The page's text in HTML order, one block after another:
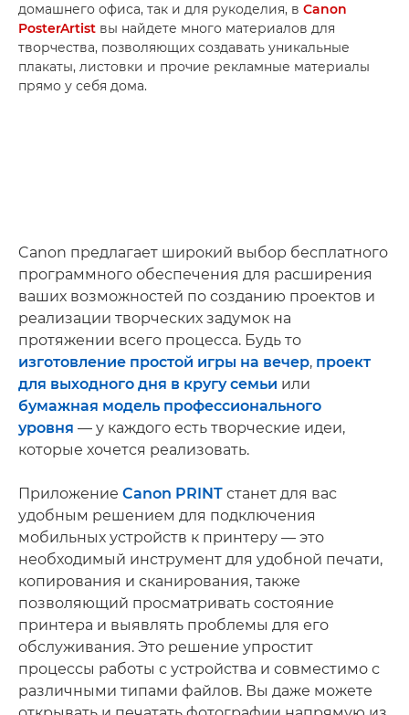
домашнего офиса, так и для рукоделия, в Canon
PosterArtist вы найдете много материалов для
творчества, позволяющих создавать уникальные
плакаты, листовки и прочие рекламные материалы
прямо у себя дома.
Canon предлагает широкий выбор бесплатного
программного обеспечения для расширения
ваших возможностей по созданию проектов и
реализации творческих задумок на
протяжении всего процесса. Будь то
изготовление простой игры на вечер, проект
для выходного дня в кругу семьи или
бумажная модель профессионального
уровня — у каждого есть творческие идеи,
которые хочется реализовать.
Приложение Canon PRINT станет для вас
удобным решением для подключения
мобильных устройств к принтеру — это
необходимый инструмент для удобной печати,
копирования и сканирования, также
позволяющий просматривать состояние
принтера и выявлять проблемы для его
обслуживания. Это решение упростит
процессы работы с устройства и совместимо с
различными типами файлов. Вы даже можете